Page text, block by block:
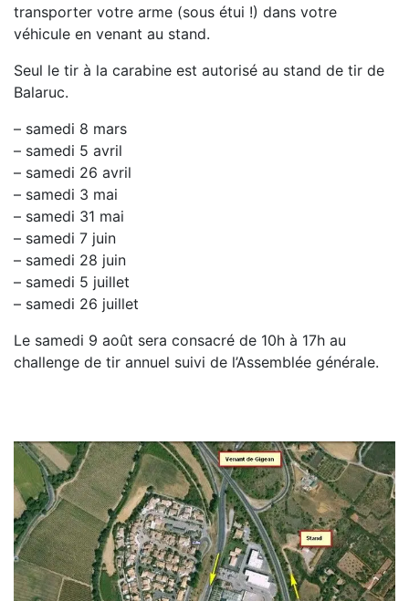
transporter votre arme (sous étui !) dans votre
véhicule en venant au stand.
Seul le tir à la carabine est autorisé au stand de tir de
Balaruc.
– samedi 8 mars
– samedi 5 avril
– samedi 26 avril
– samedi 3 mai
– samedi 31 mai
– samedi 7 juin
– samedi 28 juin
– samedi 5 juillet
– samedi 26 juillet
Le samedi 9 août sera consacré de 10h à 17h au
challenge de tir annuel suivi de l’Assemblée générale.